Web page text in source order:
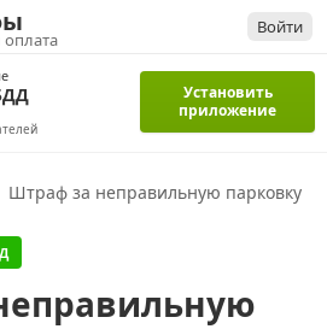
Войти
Установить
приложение
Штраф за неправильную парковку